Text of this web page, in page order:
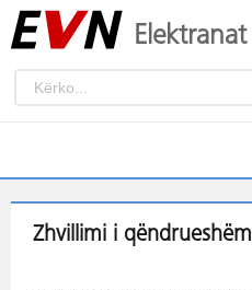
Elektranat
Zhvillimi i qëndrueshëm